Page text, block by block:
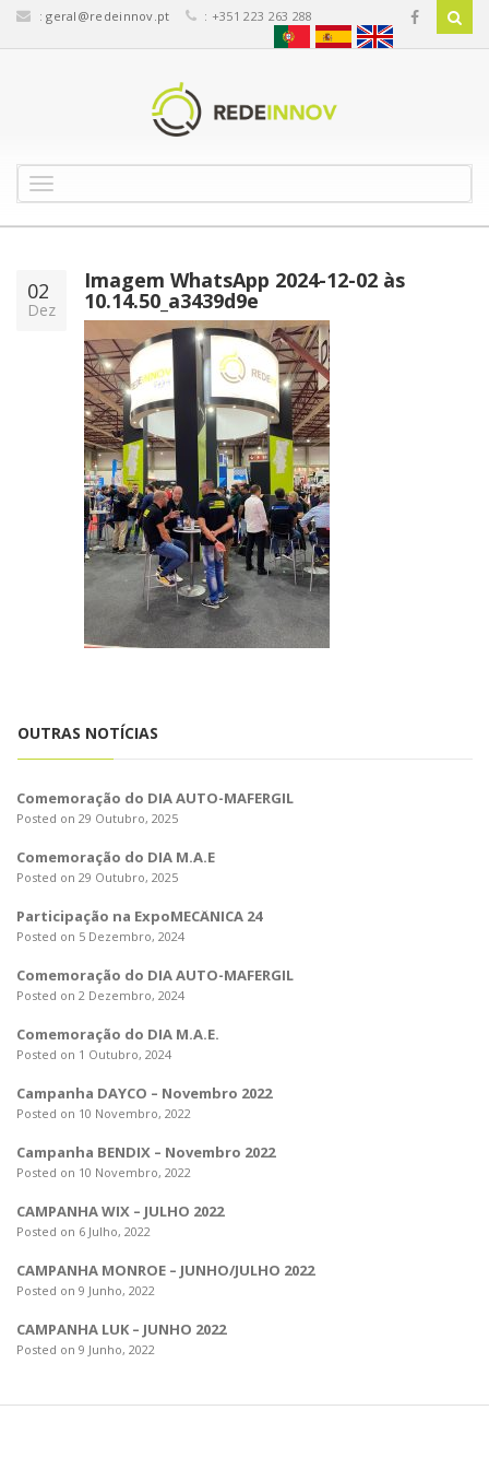
:geral@redeinnov.pt : +351 223 263 288
o
g
e
n
a
v
i
g
t
i
o
n
02
Dez
Imagem WhatsApp 2024-12-02 às
10.14.50_a3439d9e
OUTRAS NOTÍCIAS
Comemoração do DIA AUTO-MAFERGIL
Posted on 29 Outubro, 2025
Comemoração do DIA M.A.E
Posted on 29 Outubro, 2025
Participação na ExpoMECÂNICA 24
Posted on 5 Dezembro, 2024
Comemoração do DIA AUTO-MAFERGIL
Posted on 2 Dezembro, 2024
Comemoração do DIA M.A.E.
Posted on 1 Outubro, 2024
Campanha DAYCO – Novembro 2022
Posted on 10 Novembro, 2022
Campanha BENDIX – Novembro 2022
Posted on 10 Novembro, 2022
CAMPANHA WIX – JULHO 2022
Posted on 6 Julho, 2022
CAMPANHA MONROE – JUNHO/JULHO 2022
Posted on 9 Junho, 2022
CAMPANHA LUK – JUNHO 2022
Posted on 9 Junho, 2022